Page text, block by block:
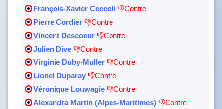
François-Xavier Ceccoli 👎Contre
Pierre Cordier 👎Contre
Vincent Descoeur 👎Contre
Julien Dive 👎Contre
Virginie Duby-Muller 👎Contre
Lionel Duparay 👎Contre
Véronique Louwagie 👎Contre
Alexandra Martin (Alpes-Maritimes) 👎Contre